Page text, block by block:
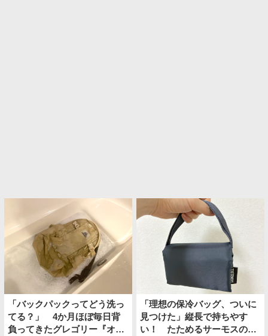
「バックパックってどう洗っ
てる？」 4か月ほぼ毎日背
負ってきたグレゴリー『オー
「理想の保冷バッグ、ついに
見つけた」縦長で持ちやす
い！ たためるサーモスの保